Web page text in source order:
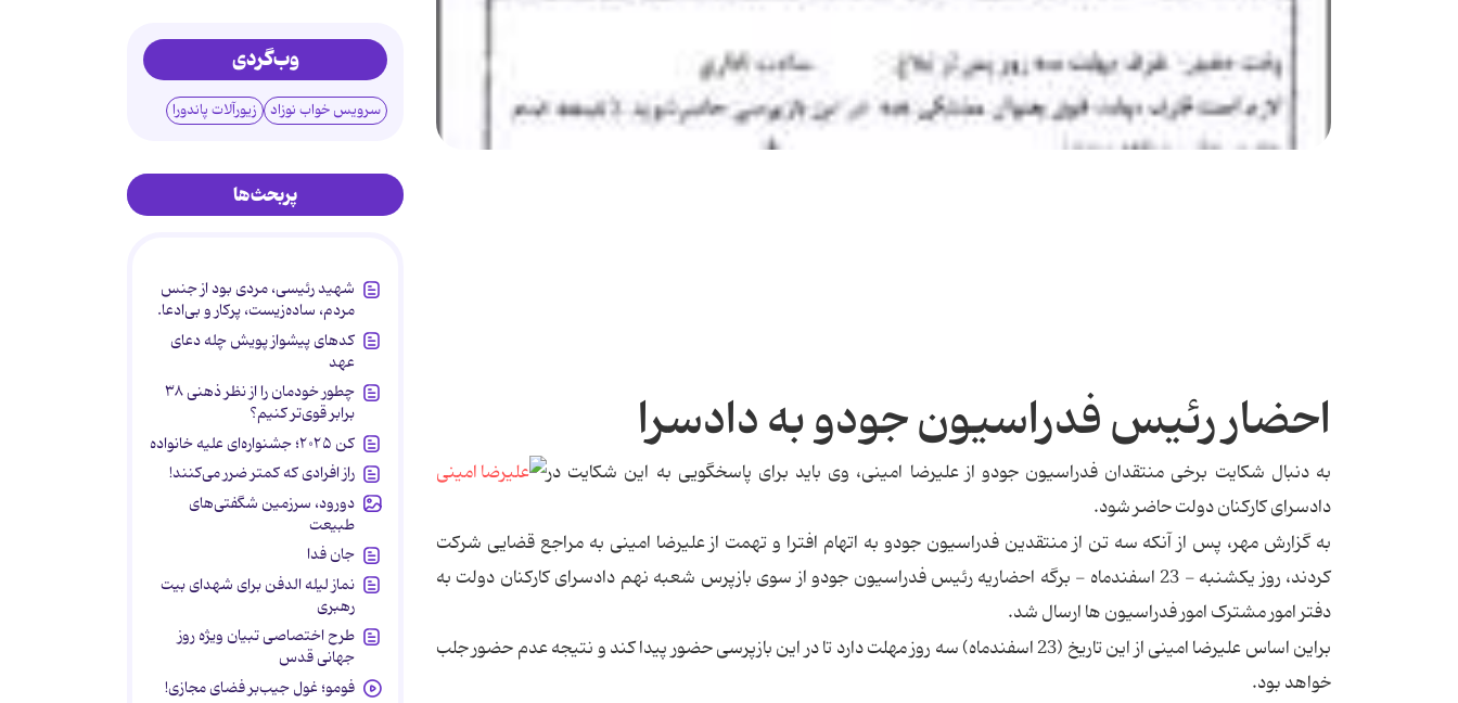
احضار رئیس فدراسیون جودو به دادسرا
به دنبال شکایت برخی منتقدان فدراسیون جودو از علیرضا امینی، وی باید برای پاسخگویی به این شکایت در
دادسرای کارکنان دولت حاضر شود.
به گزارش مهر، پس از آنکه سه تن از منتقدین فدراسیون جودو به اتهام افترا و تهمت از علیرضا امینی به مراجع قضایی شرکت
کردند، روز یکشنبه - 23 اسفندماه - برگه احضاریه رئیس فدراسیون جودو از سوی بازپرس شعبه نهم دادسرای کارکنان دولت به
دفتر امور مشترک امور فدراسیون ها ارسال شد.
براین اساس علیرضا امینی از این تاریخ (23 اسفندماه) سه روز مهلت دارد تا در این بازپرسی حضور پیدا کند و نتیجه عدم حضور جلب
خواهد بود.
وب‌گردی
سرویس خواب نوزاد زیورآلات پاندورا
پربحث‌ها
شهید رئیسی، مردی بود از جنس
مردم، ساده‌زیست، پرکار و بی‌ادعا.
کدهای پیشواز پویش چله دعای
عهد
چطور خودمان را از نظر ذهنی ۳۸
برابر قوی‌تر کنیم؟
کن ۲۰۲۵؛ جشنواره‌ای علیه خانواده
راز افرادی که کمتر ضرر می‌کنند!
دورود، سرزمین شگفتی‌های
طبیعت
جان فدا
نماز لیله الدفن برای شهدای بیت
رهبری
طرح اختصاصی تبیان ویژه روز
جهانی قدس
فومو؛ غول جیب‌بر فضای مجازی!